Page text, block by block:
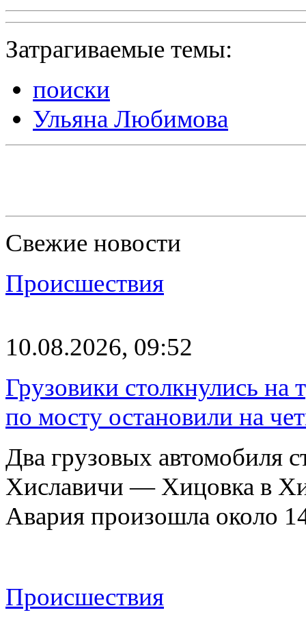
Затрагиваемые темы:
поиски
Ульяна Любимова
Свежие новости
Происшествия
10.08.2026, 09:52
Грузовики столкнулись
по мосту остановили на
Два грузовых автомобиля
Хиславичи — Хицовка в
Авария произошла около
Происшествия